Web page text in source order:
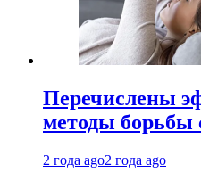
Перечислены
методы борьбы
2 года ago2 года ago